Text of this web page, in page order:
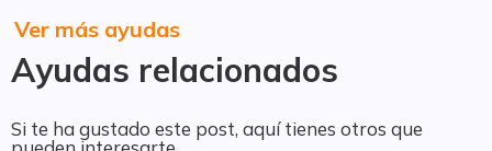
Ayudas relacionados
Ver más ayudas
Si te ha gustado este post, aquí tienes otros que